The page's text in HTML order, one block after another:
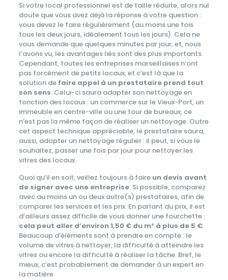
Si votre local professionnel est de taille réduite, alors nul
doute que vous avez déjà la réponse à votre question :
vous devez le faire régulièrement (au moins une fois
tous les deux jours, idéalement tous les jours). Cela ne
vous demande que quelques minutes par jour, et, nous
l’avons vu, les avantages liés sont des plus importants.
Cependant, toutes les entreprises marseillaises n’ont
pas forcément de petits locaux, et c’est là que la
solution de faire appel à un prestataire prend tout
son sens. Celui-ci saura adapter son nettoyage en
fonction des locaux : un commerce sur le Vieux-Port, un
immeuble en centre-ville ou une tour de bureaux, ce
n’est pas la même façon de réaliser un nettoyage. Outre
cet aspect technique appréciable, le prestataire saura,
aussi, adopter un nettoyage régulier : il peut, si vous le
souhaitez, passer une fois par jour pour nettoyer les
vitres des locaux.
Quoi qu’il en soit, veillez toujours à faire un devis avant
de signer avec une entreprise. Si possible, comparez
avec au moins un ou deux autre(s) prestataires, afin de
comparer les services et les prix. En parlant du prix, il est
d’ailleurs assez difficile de vous donner une fourchette :
cela peut aller d’environ 1,50 € du m² à plus de 5 €.
Beaucoup d’éléments sont à prendre en compte : le
volume de vitres à nettoyer, la difficulté à atteindre les
vitres ou encore la difficulté à réaliser la tâche. Bref, le
mieux, c’est probablement de demander à un expert en
la matière.